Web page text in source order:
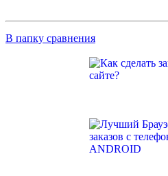
В папку сравнения